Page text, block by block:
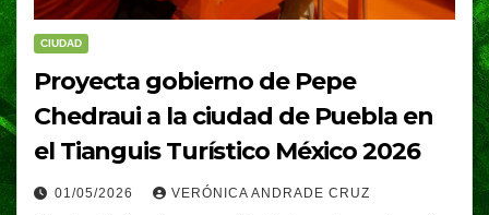
CIUDAD
Proyecta gobierno de Pepe
Chedraui a la ciudad de Puebla en
el Tianguis Turístico México 2026
01/05/2026 VERÓNICA ANDRADE CRUZ